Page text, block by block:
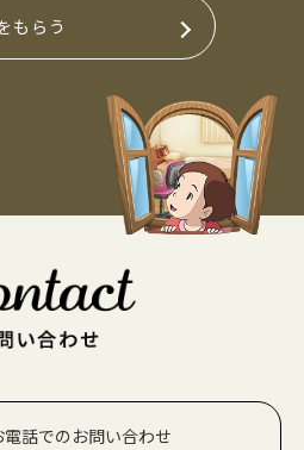
もらう
電話でのお問い合わせ